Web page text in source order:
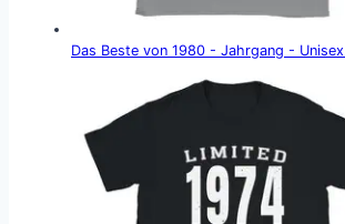
Das Beste von 1980 - Jahrgang - Unisex